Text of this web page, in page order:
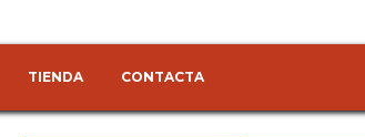
TIENDA CONTACTA